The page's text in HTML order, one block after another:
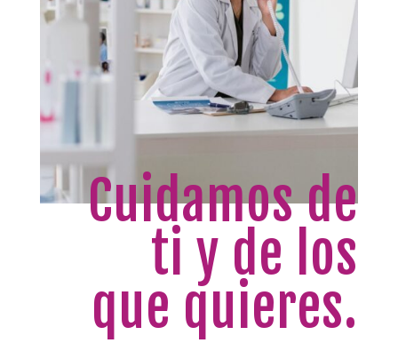
Cuidamos de
ti y de los
que quieres.